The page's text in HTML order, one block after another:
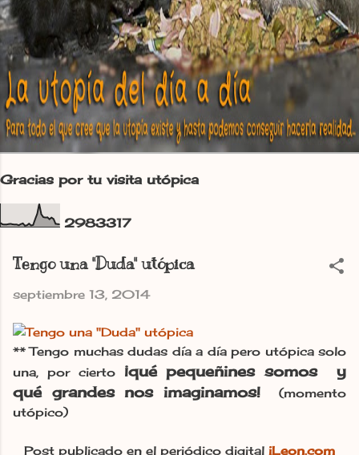
Gracias por tu visita utópica
2983317
Tengo una "Duda" utópica
septiembre 13, 2014
** Tengo muchas dudas día a día pero utópica solo
una, por cierto ¡qué pequeñines somos y
qué grandes nos imaginamos!(momento
utópico)
Post publicado en el periódico digital iLeon.com